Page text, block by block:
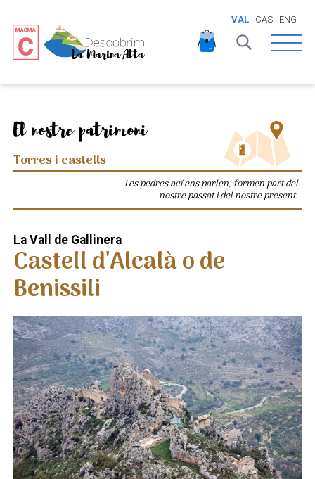
VAL| CAS| ENG
Open
El nostre patrimoni
Torres i castells
Les pedres ací ens parlen, formen part del
nostre passat i del nostre present.
La Vall de Gallinera
Castell d'Alcalà o de
Benissili